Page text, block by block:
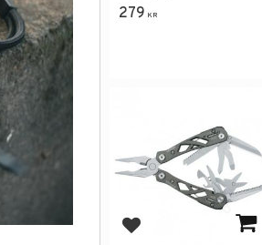
279 KR
Add to favorites